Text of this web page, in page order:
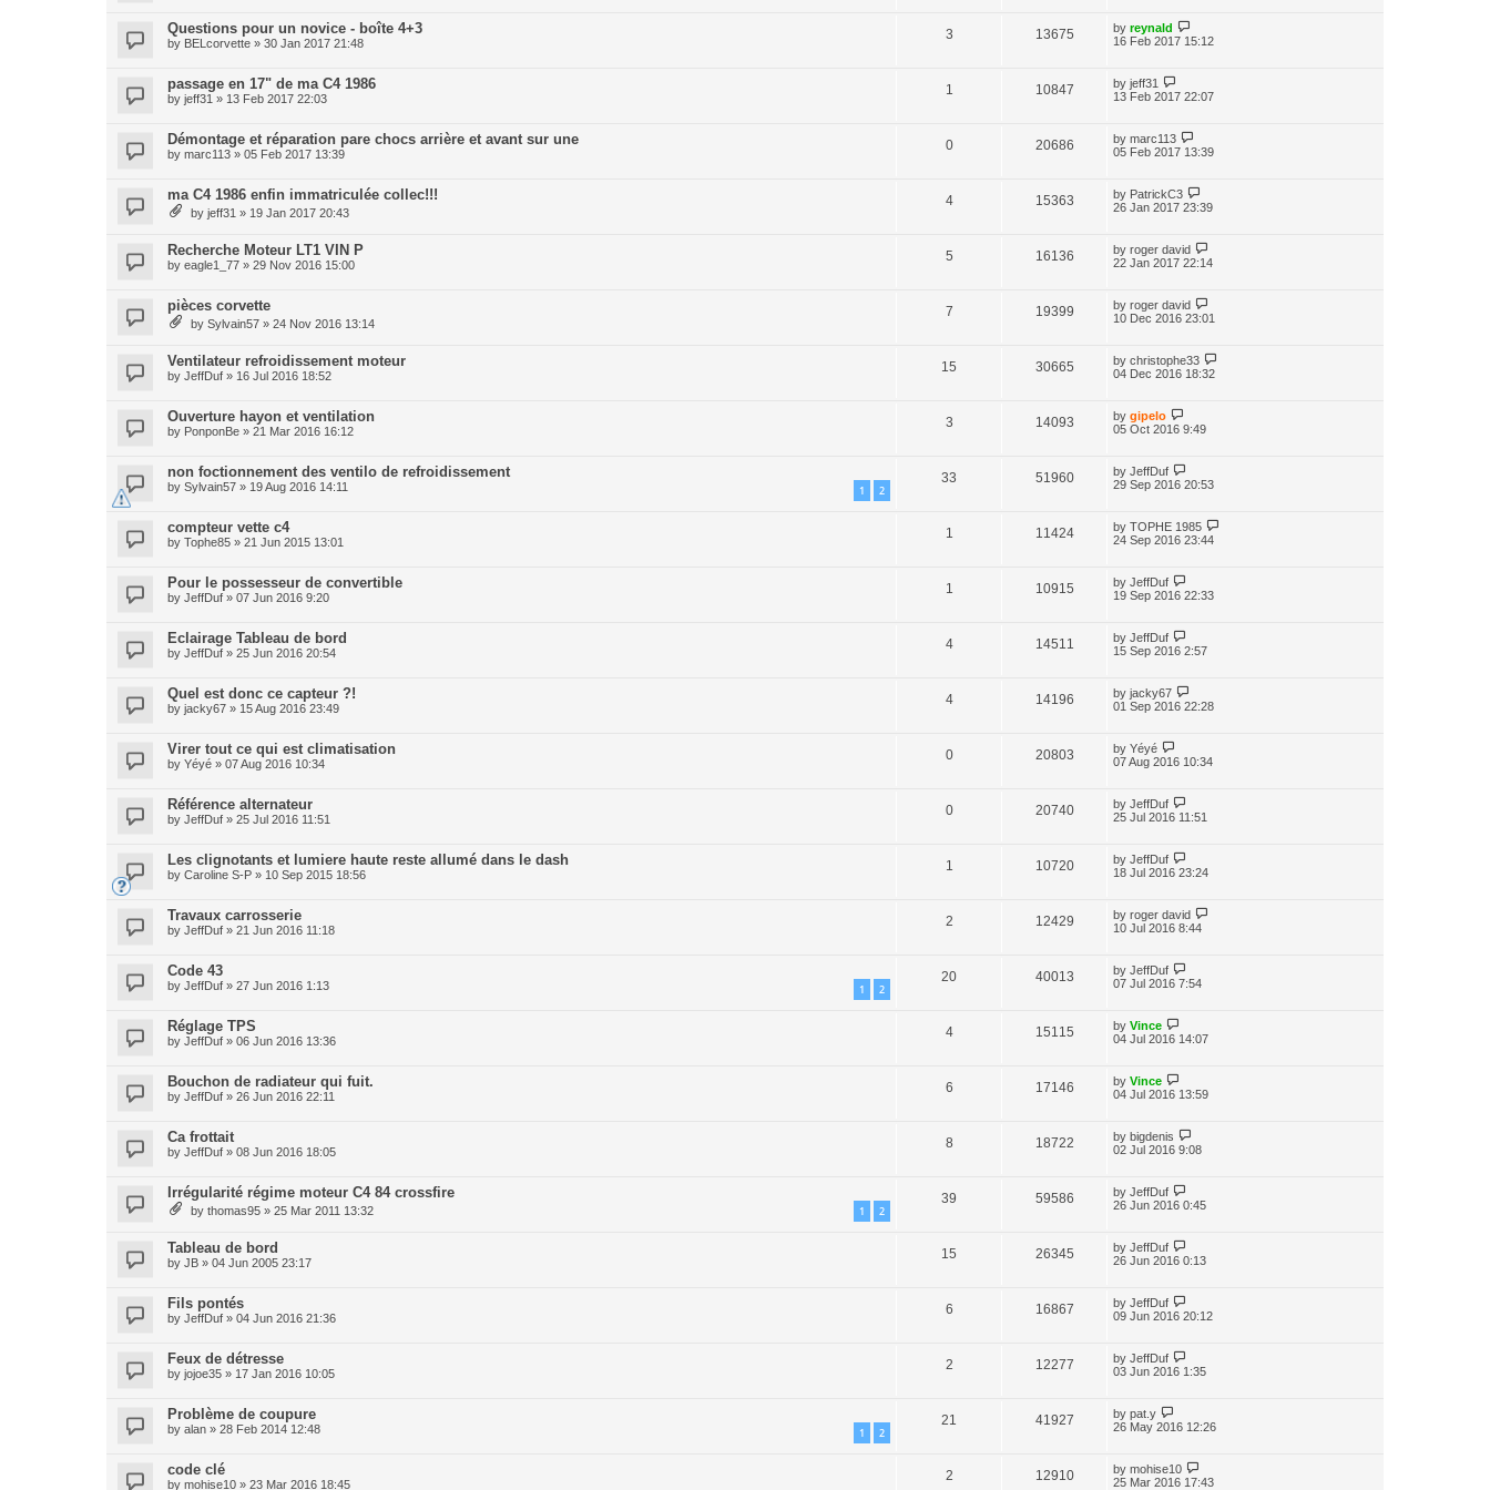
Questions pour un novice - boîte 4+3
by BELcorvette » 30 Jan 2017 21:48
3 13675 by reynald
16 Feb 2017 15:12
passage en 17" de ma C4 1986
by jeff31 » 13 Feb 2017 22:03
1 10847 by jeff31
13 Feb 2017 22:07
Démontage et réparation pare chocs arrière et avant sur une
by marc113 » 05 Feb 2017 13:39
0 20686 by marc113
05 Feb 2017 13:39
ma C4 1986 enfin immatriculée collec!!!
by jeff31 » 19 Jan 2017 20:43
4 15363 by PatrickC3
26 Jan 2017 23:39
Recherche Moteur LT1 VIN P
by eagle1_77 » 29 Nov 2016 15:00
5 16136 by roger david
22 Jan 2017 22:14
pièces corvette
by Sylvain57 » 24 Nov 2016 13:14
7 19399 by roger david
10 Dec 2016 23:01
Ventilateur refroidissement moteur
by JeffDuf » 16 Jul 2016 18:52
15 30665 by christophe33
04 Dec 2016 18:32
Ouverture hayon et ventilation
by PonponBe » 21 Mar 2016 16:12
3 14093 by gipelo
05 Oct 2016 9:49
non foctionnement des ventilo de refroidissement
by Sylvain57 » 19 Aug 2016 14:11 1 2
33 51960 by JeffDuf
29 Sep 2016 20:53
compteur vette c4
by Tophe85 » 21 Jun 2015 13:01
1 11424 by TOPHE 1985
24 Sep 2016 23:44
Pour le possesseur de convertible
by JeffDuf » 07 Jun 2016 9:20
1 10915 by JeffDuf
19 Sep 2016 22:33
Eclairage Tableau de bord
by JeffDuf » 25 Jun 2016 20:54
4 14511 by JeffDuf
15 Sep 2016 2:57
Quel est donc ce capteur ?!
by jacky67 » 15 Aug 2016 23:49
4 14196 by jacky67
01 Sep 2016 22:28
Virer tout ce qui est climatisation
by Yéyé » 07 Aug 2016 10:34
0 20803 by Yéyé
07 Aug 2016 10:34
Référence alternateur
by JeffDuf » 25 Jul 2016 11:51
0 20740 by JeffDuf
25 Jul 2016 11:51
Les clignotants et lumiere haute reste allumé dans le dash
by Caroline S-P » 10 Sep 2015 18:56
1 10720 by JeffDuf
18 Jul 2016 23:24
Travaux carrosserie
by JeffDuf » 21 Jun 2016 11:18
2 12429 by roger david
10 Jul 2016 8:44
Code 43
by JeffDuf » 27 Jun 2016 1:13 1 2
20 40013 by JeffDuf
07 Jul 2016 7:54
Réglage TPS
by JeffDuf » 06 Jun 2016 13:36
4 15115 by Vince
04 Jul 2016 14:07
Bouchon de radiateur qui fuit.
by JeffDuf » 26 Jun 2016 22:11
6 17146 by Vince
04 Jul 2016 13:59
Ca frottait
by JeffDuf » 08 Jun 2016 18:05
8 18722 by bigdenis
02 Jul 2016 9:08
Irrégularité régime moteur C4 84 crossfire
by thomas95 » 25 Mar 2011 13:32 1 2
39 59586 by JeffDuf
26 Jun 2016 0:45
Tableau de bord
by JB » 04 Jun 2005 23:17
15 26345 by JeffDuf
26 Jun 2016 0:13
Fils pontés
by JeffDuf » 04 Jun 2016 21:36
6 16867 by JeffDuf
09 Jun 2016 20:12
Feux de détresse
by jojoe35 » 17 Jan 2016 10:05
2 12277 by JeffDuf
03 Jun 2016 1:35
Problème de coupure
by alan » 28 Feb 2014 12:48 1 2
21 41927 by pat.y
26 May 2016 12:26
code clé
by mohise10 » 23 Mar 2016 18:45
2 12910 by mohise10
25 Mar 2016 17:43